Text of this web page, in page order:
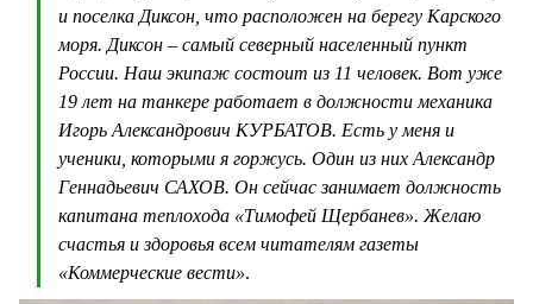
и поселка Диксон, что расположен на берегу Карского
моря. Диксон – самый северный населенный пункт
России. Наш экипаж состоит из 11 человек. Вот уже
19 лет на танкере работает в должности механика
Игорь Александрович КУРБАТОВ. Есть у меня и
ученики, которыми я горжусь. Один из них Александр
Геннадьевич САХОВ. Он сейчас занимает должность
капитана теплохода «Тимофей Щербанев». Желаю
счастья и здоровья всем читателям газеты
«Коммерческие вести».